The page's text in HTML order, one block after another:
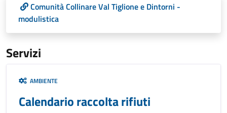
Comunità Collinare Val Tiglione e Dintorni -
modulistica
Servizi
AMBIENTE
Calendario raccolta rifiuti